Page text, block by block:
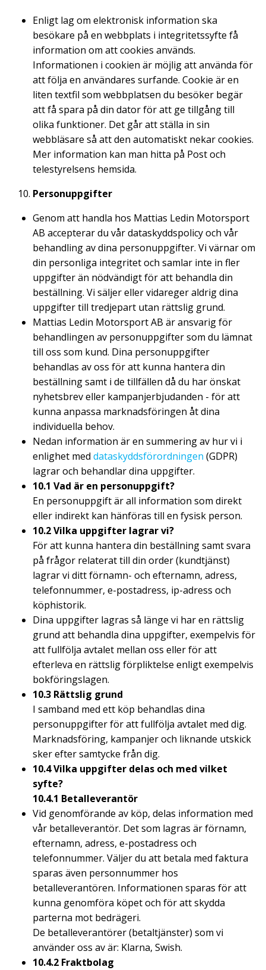
Enligt lag om elektronisk information ska
besökare på en webbplats i integritetssyfte få
information om att cookies används.
Informationen i cookien är möjlig att använda för
att följa en användares surfande. Cookie är en
liten textfil som webbplatsen du besöker begär
att få spara på din dator för att ge tillgång till
olika funktioner. Det går att ställa in sin
webbläsare så att den automatiskt nekar cookies.
Mer information kan man hitta på Post och
telestyrelsens hemsida.
Personuppgifter
Genom att handla hos Mattias Ledin Motorsport
AB accepterar du vår dataskyddspolicy och vår
behandling av dina personuppgifter. Vi värnar om
din personliga integritet och samlar inte in fler
uppgifter än nödvändigt för att behandla din
beställning. Vi säljer eller vidareger aldrig dina
uppgifter till tredjepart utan rättslig grund.
Mattias Ledin Motorsport AB är ansvarig för
behandlingen av personuppgifter som du lämnat
till oss som kund. Dina personuppgifter
behandlas av oss för att kunna hantera din
beställning samt i de tillfällen då du har önskat
nyhetsbrev eller kampanjerbjudanden - för att
kunna anpassa marknadsföringen åt dina
individuella behov.
Nedan information är en summering av hur vi i
enlighet med dataskyddsförordningen (GDPR)
lagrar och behandlar dina uppgifter.
10.1 Vad är en personuppgift?
En personuppgift är all information som direkt
eller indirekt kan hänföras till en fysisk person.
10.2 Vilka uppgifter lagrar vi?
För att kunna hantera din beställning samt svara
på frågor relaterat till din order (kundtjänst)
lagrar vi ditt förnamn- och efternamn, adress,
telefonnummer, e-postadress, ip-adress och
köphistorik.
Dina uppgifter lagras så länge vi har en rättslig
grund att behandla dina uppgifter, exempelvis för
att fullfölja avtalet mellan oss eller för att
efterleva en rättslig förpliktelse enligt exempelvis
bokföringslagen.
10.3 Rättslig grund
I samband med ett köp behandlas dina
personuppgifter för att fullfölja avtalet med dig.
Marknadsföring, kampanjer och liknande utskick
sker efter samtycke från dig.
10.4 Vilka uppgifter delas och med vilket
syfte?
10.4.1 Betalleverantör
Vid genomförande av köp, delas information med
vår betalleverantör. Det som lagras är förnamn,
efternamn, adress, e-postadress och
telefonnummer. Väljer du att betala med faktura
sparas även personnummer hos
betalleverantören. Informationen sparas för att
kunna genomföra köpet och för att skydda
parterna mot bedrägeri.
De betalleverantörer (betaltjänster) som vi
använder oss av är: Klarna, Swish.
10.4.2 Fraktbolag